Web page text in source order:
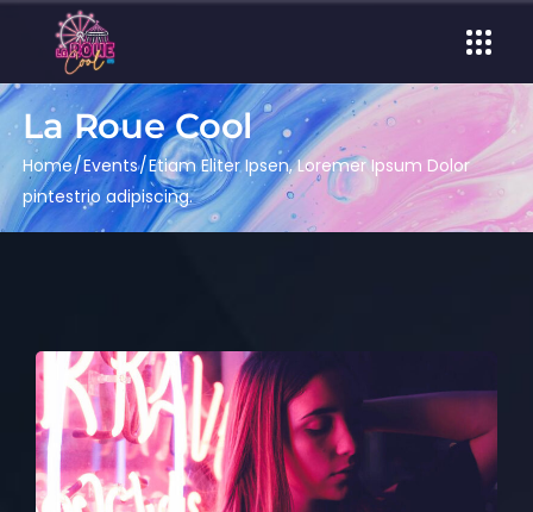
La Roue Cool
Home Events Etiam Eliter Ipsen, Loremer Ipsum Dolor
pintestrio adipiscing.